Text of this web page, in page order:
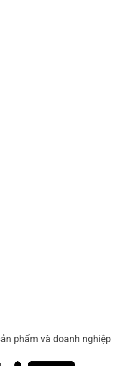
phẩm và doanh nghiệp